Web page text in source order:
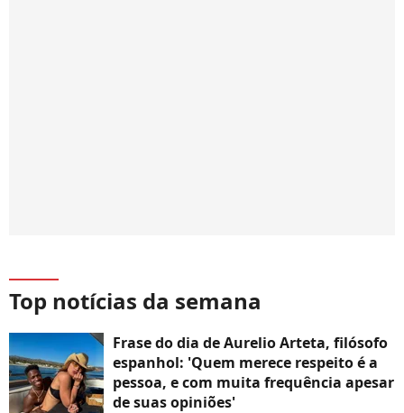
Top notícias da semana
Frase do dia de Aurelio Arteta, filósofo
espanhol: 'Quem merece respeito é a
pessoa, e com muita frequência apesar
de suas opiniões'